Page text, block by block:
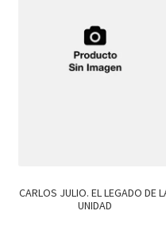
CARLOS JULIO. EL LEGADO DE
UNIDAD